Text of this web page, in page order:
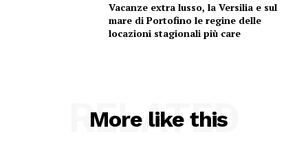
Vacanze extra lusso, la Versilia e sul
mare di Portofino le regine delle
locazioni stagionali più care
More like this
RELATED